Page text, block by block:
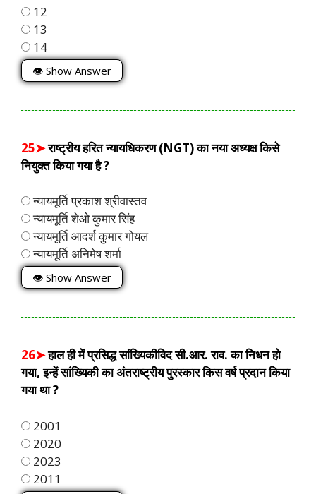
12
13
14
👁 Show Answer
25➤राष्ट्रीय हरित न्यायधिकरण (NGT) का नया अध्यक्ष किसे
नियुक्त किया गया है ?
न्यायमूर्ति प्रकाश श्रीवास्तव
न्यायमूर्ति शेओ कुमार सिंह
न्यायमूर्ति आदर्श कुमार गोयल
न्यायमूर्ति अनिमेष शर्मा
👁 Show Answer
26➤हाल ही में प्रसिद्ध सांख्यिकीविद सी.आर. राव. का निधन हो
गया, इन्हें सांख्यिकी का अंतराष्ट्रीय पुरस्कार किस वर्ष प्रदान किया
गया था ?
2001
2020
2023
2011